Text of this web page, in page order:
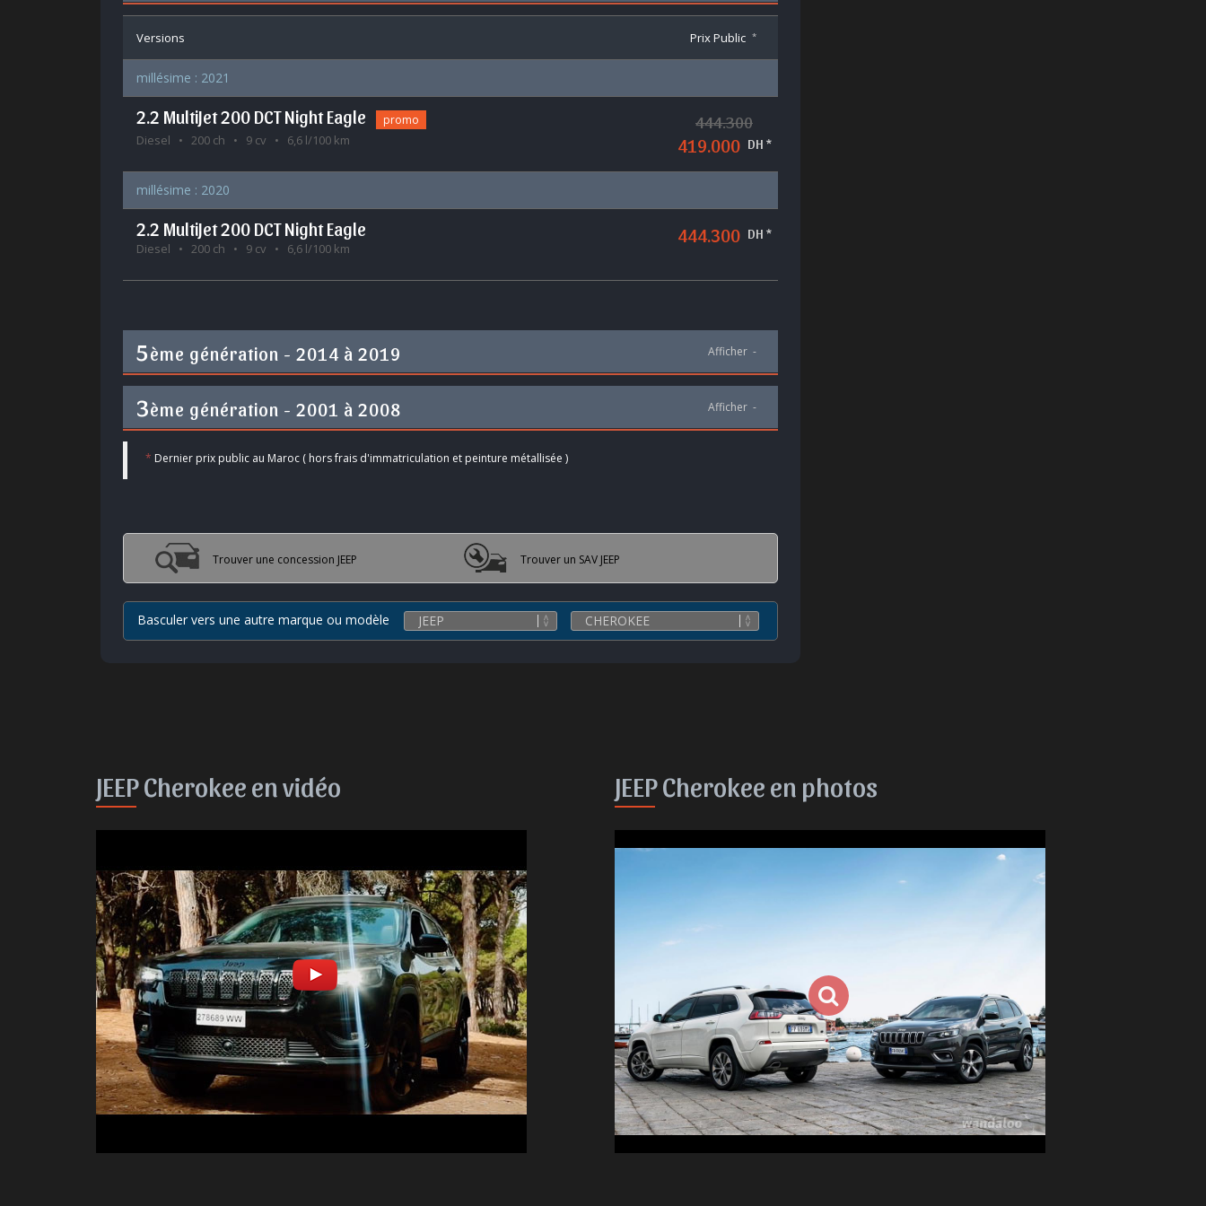
Versions Prix Public *
millésime : 2021
2.2 MultiJet 200 DCT Night Eagle promo
Diesel 200 ch 9 cv 6,6 l/100 km
444.300
419.000 DH *
millésime : 2020
2.2 MultiJet 200 DCT Night Eagle
Diesel 200 ch 9 cv 6,6 l/100 km
444.300 DH *
5ème génération - 2014 à 2019 Afficher -
3ème génération - 2001 à 2008 Afficher -
* Dernier prix public au Maroc ( hors frais d'immatriculation et peinture métallisée )
Trouver une concession JEEP Trouver un SAV JEEP
Basculer vers une autre marque ou modèle
JEEP Cherokee en vidéo JEEP Cherokee en photos